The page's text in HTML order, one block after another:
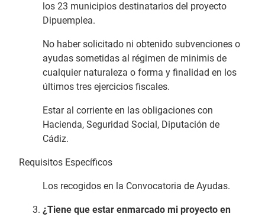
los 23 municipios destinatarios del proyecto
Dipuemplea.
No haber solicitado ni obtenido subvenciones o
ayudas sometidas al régimen de minimis de
cualquier naturaleza o forma y finalidad en los
últimos tres ejercicios fiscales.
Estar al corriente en las obligaciones con
Hacienda, Seguridad Social, Diputación de
Cádiz.
Requisitos Específicos
Los recogidos en la Convocatoria de Ayudas.
¿Tiene que estar enmarcado mi proyecto en